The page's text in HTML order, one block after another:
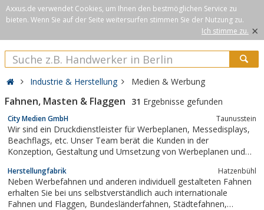
Axxus.de verwendet Cookies, um Ihnen den bestmöglichen Service zu
bieten. Wenn Sie auf der Seite weitersurfen stimmen Sie der Nutzung zu.
Ich stimme zu. ×
Industrie & Herstellung Medien & Werbung
Fahnen, Masten & Flaggen 31 Ergebnisse gefunden
City Medien GmbH Taunusstein
Wir sind ein Druckdienstleister für Werbeplanen, Messedisplays,
Beachflags, etc. Unser Team berät die Kunden in der
Konzeption, Gestaltung und Umsetzung von Werbeplanen und
damit jede Werbung ihren Erfolg feiert.
Herstellungfabrik Hatzenbühl
Neben Werbefahnen und anderen individuell gestalteten Fahnen
erhalten Sie bei uns selbstverständlich auch internationale
Fahnen und Flaggen, Bundesländerfahnen, Städtefahnen,